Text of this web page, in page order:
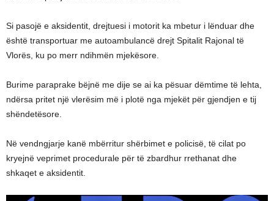
Si pasojë e aksidentit, drejtuesi i motorit ka mbetur i lënduar dhe
është transportuar me autoambulancë drejt Spitalit Rajonal të
Vlorës, ku po merr ndihmën mjekësore.
Burime paraprake bëjnë me dije se ai ka pësuar dëmtime të lehta,
ndërsa pritet një vlerësim më i plotë nga mjekët për gjendjen e tij
shëndetësore.
Në vendngjarje kanë mbërritur shërbimet e policisë, të cilat po
kryejnë veprimet procedurale për të zbardhur rrethanat dhe
shkaqet e aksidentit.